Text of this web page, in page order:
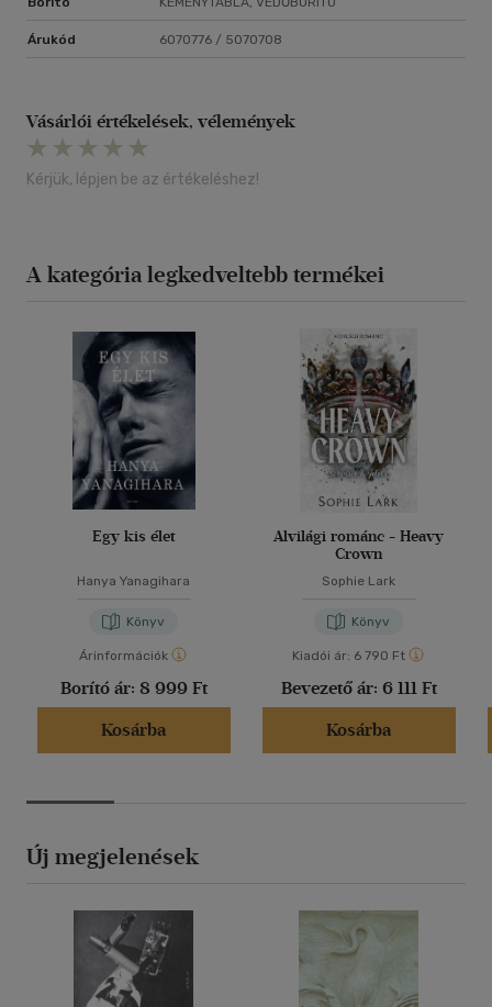
Árukód 6070776 / 5070708
Vásárlói értékelések, vélemények
Kérjük, lépjen be az értékeléshez!
A kategória legkedveltebb termékei
Egy kis élet
Hanya Yanagihara
Könyv
Árinformációk
Borító ár: 8 999 Ft
Kosárba
Alvilági románc - Heavy
Crown
Sophie Lark
Könyv
Kiadói ár: 6 790 Ft
Bevezető ár: 6 111 Ft
Kosárba
Új megjelenések